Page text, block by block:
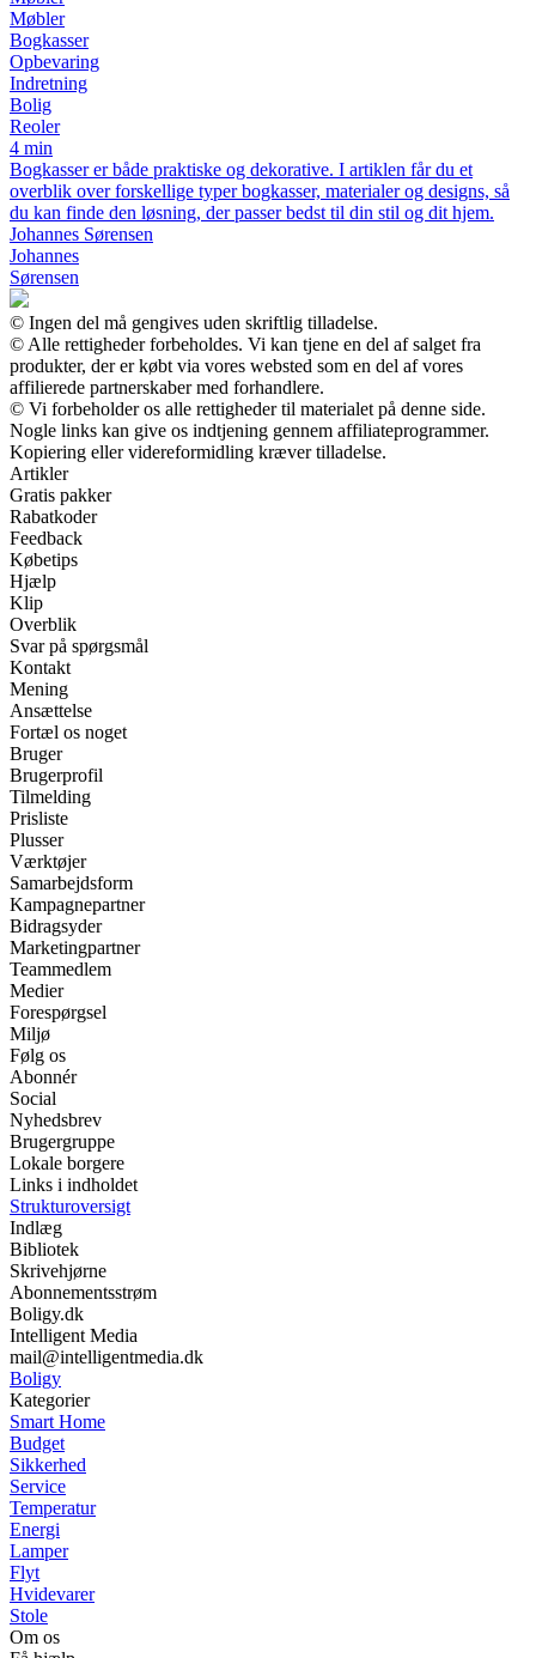
Møbler
Bogkasser
Opbevaring
Indretning
Bolig
Reoler
4 min
Bogkasser er både praktiske og dekorative. I artiklen får du et
overblik over forskellige typer bogkasser, materialer og designs, så
du kan finde den løsning, der passer bedst til din stil og dit hjem.
Johannes Sørensen
Johannes
Sørensen
© Ingen del må gengives uden skriftlig tilladelse.
© Alle rettigheder forbeholdes. Vi kan tjene en del af salget fra
produkter, der er købt via vores websted som en del af vores
affilierede partnerskaber med forhandlere.
© Vi forbeholder os alle rettigheder til materialet på denne side.
Nogle links kan give os indtjening gennem affiliateprogrammer.
Kopiering eller videreformidling kræver tilladelse.
Artikler
Gratis pakker
Rabatkoder
Feedback
Købetips
Hjælp
Klip
Overblik
Svar på spørgsmål
Kontakt
Mening
Ansættelse
Fortæl os noget
Bruger
Brugerprofil
Tilmelding
Prisliste
Plusser
Værktøjer
Samarbejdsform
Kampagnepartner
Bidragsyder
Marketingpartner
Teammedlem
Medier
Forespørgsel
Miljø
Følg os
Abonnér
Social
Nyhedsbrev
Brugergruppe
Lokale borgere
Links i indholdet
Strukturoversigt
Indlæg
Bibliotek
Skrivehjørne
Abonnementsstrøm
Boligy.dk
Intelligent Media
mail@intelligentmedia.dk
Boligy
Kategorier
Smart Home
Budget
Sikkerhed
Service
Temperatur
Energi
Lamper
Flyt
Hvidevarer
Stole
Om os